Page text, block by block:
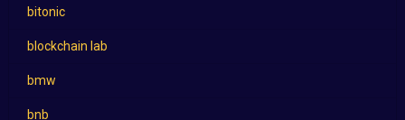
bitonic
blockchain lab
bmw
bnb